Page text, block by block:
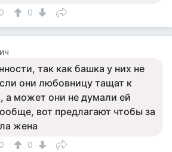
0 0
так как башка у них не
они любовницу тащат к
а может они не думали ей
вот предлагают чтобы за
жена
0 0